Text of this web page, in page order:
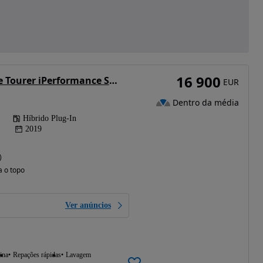
BMW 225xe Active Tourer iPerformance Sport Line
Híbrido Plug-In
2019
o topo
Ver anúncios
Repações rápidas Lavagem
16 900 EUR
Dentro da média